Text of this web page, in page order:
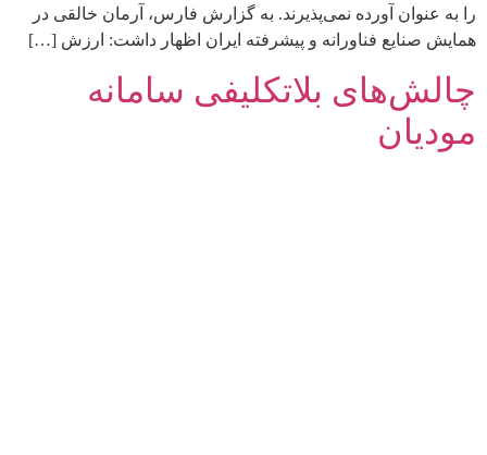
را به عنوان آورده نمی‌پذیرند. به گزارش فارس، آرمان خالقی در
همایش صنایع فناورانه و پیشرفته ایران اظهار داشت: ارزش […]
چالش‌های بلاتکلیفی سامانه
مودیان